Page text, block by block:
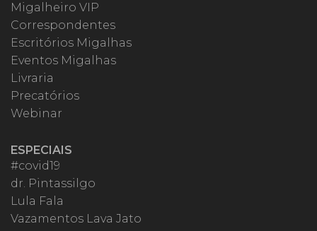
Migalheiro VIP
Correspondentes
Escritórios Migalhas
Eventos Migalhas
Livraria
Precatórios
Webinar
ESPECIAIS
#covid19
dr. Pintassilgo
Lula Fala
Vazamentos Lava Jato